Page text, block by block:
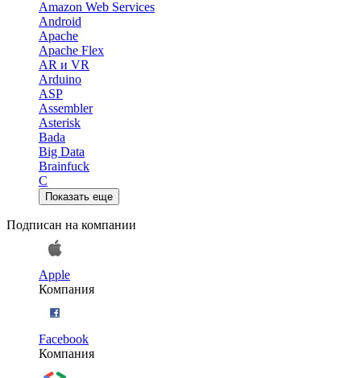
Amazon Web Services
Android
Apache
Apache Flex
AR и VR
Arduino
ASP
Assembler
Asterisk
Bada
Big Data
Brainfuck
C
Показать еще
Подписан на компании
Apple
Компания
Facebook
Компания